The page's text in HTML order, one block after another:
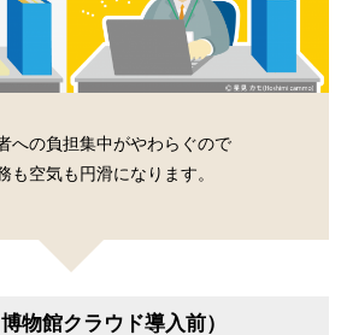
への負担集中がやわらぐので
も空気も円滑になります。
物館クラウド導入前）